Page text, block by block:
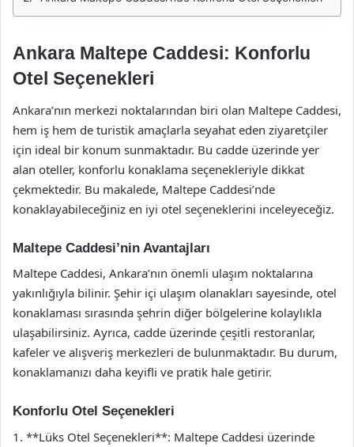
Ankara Maltepe Caddesi: Konforlu
Otel Seçenekleri
Ankara’nın merkezi noktalarından biri olan Maltepe Caddesi,
hem iş hem de turistik amaçlarla seyahat eden ziyaretçiler
için ideal bir konum sunmaktadır. Bu cadde üzerinde yer
alan oteller, konforlu konaklama seçenekleriyle dikkat
çekmektedir. Bu makalede, Maltepe Caddesi’nde
konaklayabileceğiniz en iyi otel seçeneklerini inceleyeceğiz.
Maltepe Caddesi’nin Avantajları
Maltepe Caddesi, Ankara’nın önemli ulaşım noktalarına
yakınlığıyla bilinir. Şehir içi ulaşım olanakları sayesinde, otel
konaklaması sırasında şehrin diğer bölgelerine kolaylıkla
ulaşabilirsiniz. Ayrıca, cadde üzerinde çeşitli restoranlar,
kafeler ve alışveriş merkezleri de bulunmaktadır. Bu durum,
konaklamanızı daha keyifli ve pratik hale getirir.
Konforlu Otel Seçenekleri
1. **Lüks Otel Seçenekleri**: Maltepe Caddesi üzerinde